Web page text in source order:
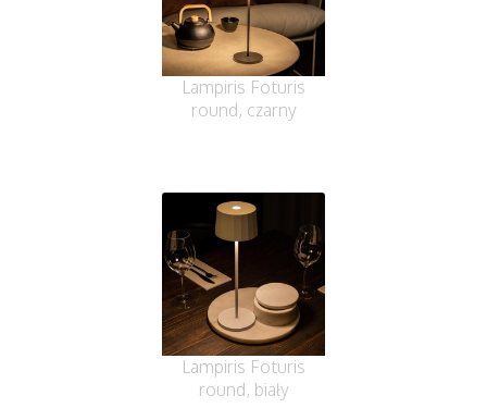
Lampiris Foturis
round, czarny
Lampiris Foturis
round, biały